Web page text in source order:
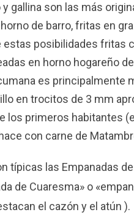
gallina son las más
de barro, fritas en
posibilidades fritas
en horno hogareño
es principalmente
en trocitos de 3 mm
los primeros habitantes
con carne de
típicas las Empanadas
de Cuaresma» o
el cazón y el atún ).